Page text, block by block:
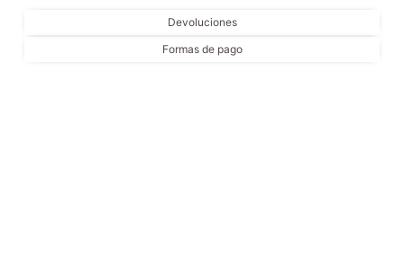
Devoluciones
Formas de pago